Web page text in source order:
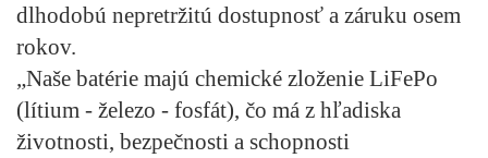
dlhodobú nepretržitú dostupnosť a záruku osem
rokov.
„Naše batérie majú chemické zloženie LiFePo
(lítium - železo - fosfát), čo má z hľadiska
životnosti, bezpečnosti a schopnosti